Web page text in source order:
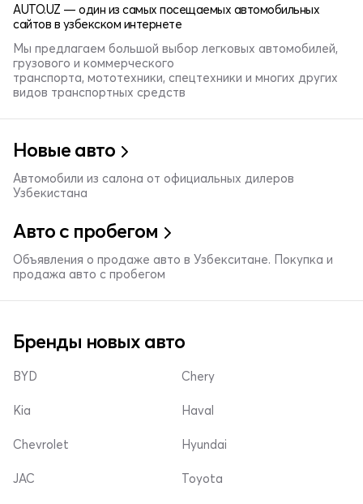
AUTO.UZ — один из самых посещаемых автомобильных
сайтов в узбекском интернете
Мы предлагаем большой выбор легковых автомобилей,
грузового и коммерческого
транспорта, мототехники, спецтехники и многих других
видов транспортных средств
Новые авто
Автомобили из салона от официальных дилеров
Узбекистана
Авто с пробегом
Объявления о продаже авто в Узбекситане. Покупка и
продажа авто с пробегом
Бренды новых авто
BYD
Kia
Chevrolet
Chery
Haval
Hyundai
JAC Toyota